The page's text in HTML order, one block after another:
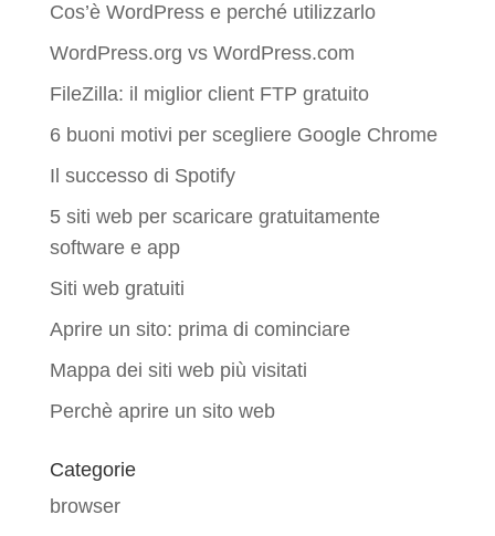
Cos’è WordPress e perché utilizzarlo
WordPress.org vs WordPress.com
FileZilla: il miglior client FTP gratuito
6 buoni motivi per scegliere Google Chrome
Il successo di Spotify
5 siti web per scaricare gratuitamente
software e app
Siti web gratuiti
Aprire un sito: prima di cominciare
Mappa dei siti web più visitati
Perchè aprire un sito web
Categorie
browser